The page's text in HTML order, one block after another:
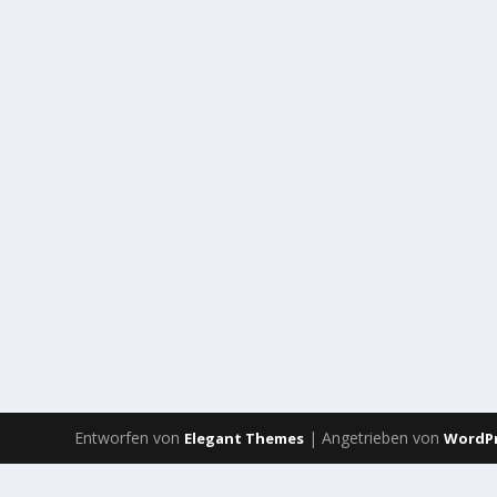
Entworfen von Elegant Themes | Angetrieben von